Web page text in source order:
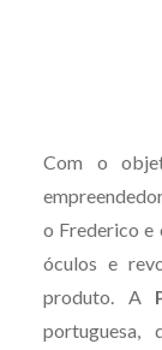
Com o
o Frederico e
óculos e
produto. A